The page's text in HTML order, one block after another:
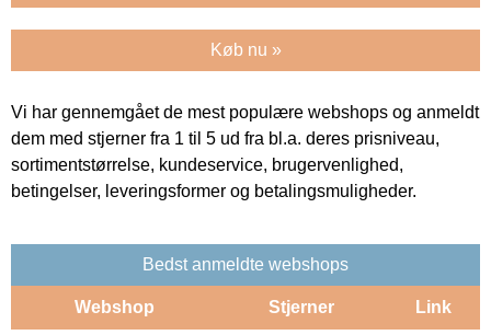
Køb nu »
Vi har gennemgået de mest populære webshops og anmeldt
dem med stjerner fra 1 til 5 ud fra bl.a. deres prisniveau,
sortimentstørrelse, kundeservice, brugervenlighed,
betingelser, leveringsformer og betalingsmuligheder.
Bedst anmeldte webshops
Webshop Stjerner Link